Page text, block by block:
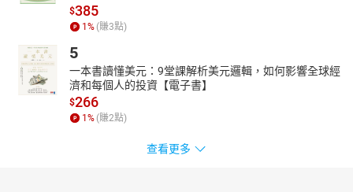
$385
1% (賺3點)
5
一本書讀懂美元：9堂課解析美元邏輯，如何影響全球經
濟和每個人的投資【電子書】
$266
1% (賺2點)
查看更多